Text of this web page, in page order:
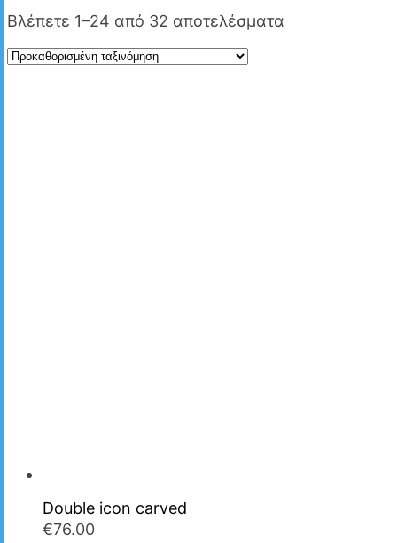
Βλέπετε 1–24 από 32 αποτελέσματα
Double icon carved
€76.00